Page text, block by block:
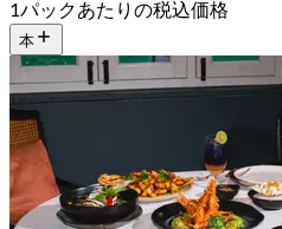
1パックあたりの税込価格
本